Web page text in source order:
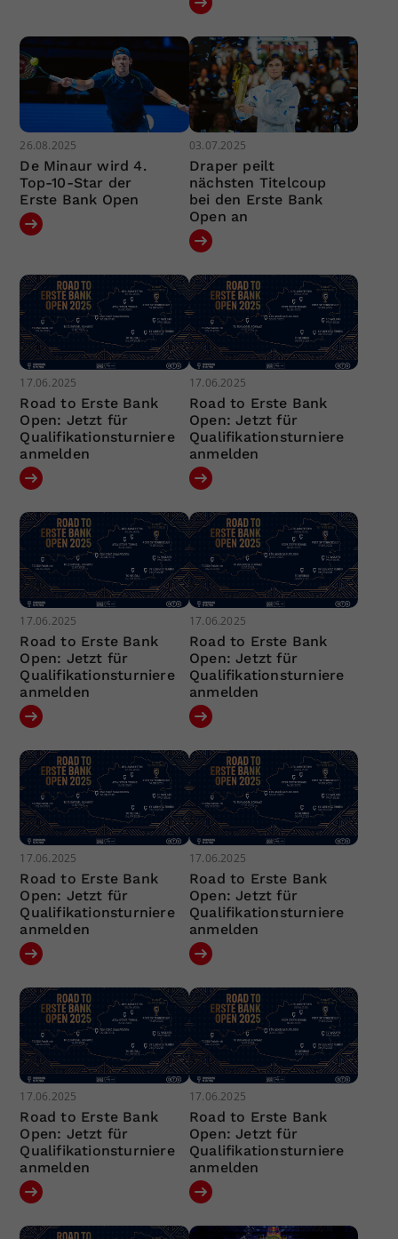
26.08.2025
De Minaur wird 4.
Top-10-Star der
Erste Bank Open
03.07.2025
Draper peilt
nächsten Titelcoup
bei den Erste Bank
Open an
17.06.2025
Road to Erste Bank
Open: Jetzt für
Qualifikationsturniere
anmelden
17.06.2025
Road to Erste Bank
Open: Jetzt für
Qualifikationsturniere
anmelden
17.06.2025
Road to Erste Bank
Open: Jetzt für
Qualifikationsturniere
anmelden
17.06.2025
Road to Erste Bank
Open: Jetzt für
Qualifikationsturniere
anmelden
17.06.2025
Road to Erste Bank
Open: Jetzt für
Qualifikationsturniere
anmelden
17.06.2025
Road to Erste Bank
Open: Jetzt für
Qualifikationsturniere
anmelden
17.06.2025
Road to Erste Bank
Open: Jetzt für
Qualifikationsturniere
anmelden
17.06.2025
Road to Erste Bank
Open: Jetzt für
Qualifikationsturniere
anmelden